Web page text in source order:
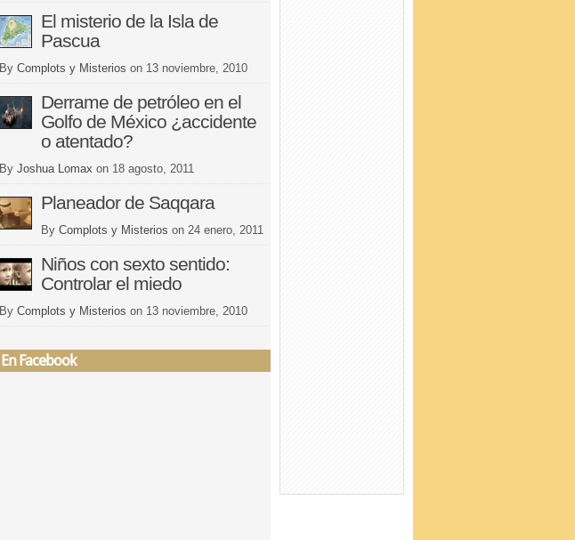
El misterio de la Isla de
Pascua
By Complots y Misterios on 13 noviembre, 2010
Derrame de petróleo en el
Golfo de México ¿accidente
o atentado?
By Joshua Lomax on 18 agosto, 2011
Planeador de Saqqara
By Complots y Misterios on 24 enero, 2011
Niños con sexto sentido:
Controlar el miedo
By Complots y Misterios on 13 noviembre, 2010
En Facebook